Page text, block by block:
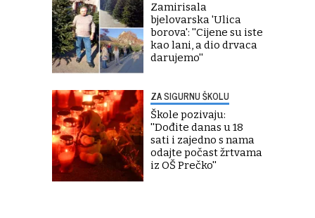
Zamirisala
bjelovarska 'Ulica
borova': ''Cijene su iste
kao lani, a dio drvaca
darujemo''
ZA SIGURNU ŠKOLU
Škole pozivaju:
''Dođite danas u 18
sati i zajedno s nama
odajte počast žrtvama
iz OŠ Prečko''